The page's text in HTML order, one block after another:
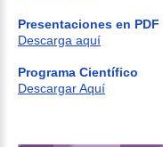
Presentaciones en PDF
Descarga aquí
Programa Científico
Descargar Aquí